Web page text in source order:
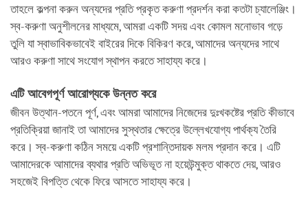
তাহলে কল্পনা করুন অন্যদের প্রতি প্রকৃত করুণা প্রদর্শন করা কতটা চ্যালেঞ্জিং।
স্ব-করুণা অনুশীলনের মাধ্যমে, আমরা একটি সদয় এবং কোমল মনোভাব গড়ে
তুলি যা স্বাভাবিকভাবেই বাইরের দিকে বিকিরণ করে, আমাদের অন্যদের সাথে
আরও করুণা সাথে সংযোগ স্থাপন করতে সাহায্য করে।
এটি আবেগপূর্ণ আরোগ্যকে উন্নত করে
জীবন উত্থান-পতনে পূর্ণ, এবং আমরা আমাদের নিজেদের দুঃখকষ্টের প্রতি কীভাবে
প্রতিক্রিয়া জানাই তা আমাদের সুস্থতার ক্ষেত্রে উল্লেখযোগ্য পার্থক্য তৈরি
করে। স্ব-করুণা কঠিন সময়ে একটি প্রশান্তিদায়ক মলম প্রদান করে। এটি
আমাদেরকে আমাদের ব্যথার প্রতি অভিভূত না হয়েউন্মুক্ত থাকতে দেয়, আরও
সহজেই বিপত্তি থেকে ফিরে আসতে সাহায্য করে।